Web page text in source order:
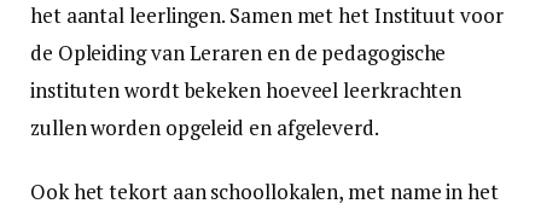
het aantal leerlingen. Samen met het Instituut voor
de Opleiding van Leraren en de pedagogische
instituten wordt bekeken hoeveel leerkrachten
zullen worden opgeleid en afgeleverd.
Ook het tekort aan schoollokalen, met name in het